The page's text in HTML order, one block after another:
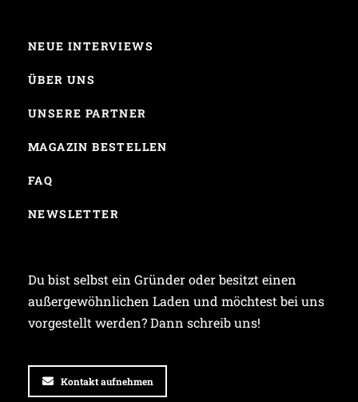
NEUE INTERVIEWS
ÜBER UNS
UNSERE PARTNER
MAGAZIN BESTELLEN
FAQ
NEWSLETTER
Du bist selbst ein Gründer oder besitzt einen
außergewöhnlichen Laden und möchtest bei uns
vorgestellt werden? Dann schreib uns!
Kontakt aufnehmen